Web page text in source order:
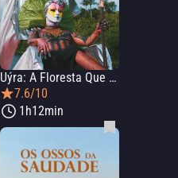
Uýra: A Floresta Que Nasce
7.6/10
1h12min